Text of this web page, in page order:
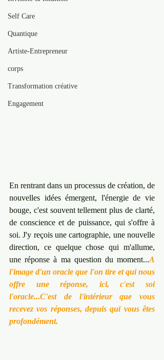
Self Care
Quantique
Artiste-Entrepreneur
corps
Transformation créative
Engagement
En rentrant dans un processus de création, de
nouvelles idées émergent, l'énergie de vie
bouge, c'est souvent tellement plus de clarté,
de conscience et de puissance, qui s'offre à
soi. J'y reçois une cartographie, une nouvelle
direction, ce quelque chose qui m'allume,
une réponse à ma question du moment...A
l'image d'un oracle que l'on tire et qui nous
offre une réponse, ici, c'est soi
l'oracle...C'est de l'intérieur que vous
recevez vos réponses, depuis qui vous êtes
profondément.